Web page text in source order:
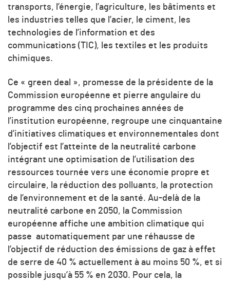
transports, l’énergie, l’agriculture, les bâtiments et
les industries telles que l’acier, le ciment, les
technologies de l’information et des
communications (TIC), les textiles et les produits
chimiques.
Ce « green deal », promesse de la présidente de la
Commission européenne et pierre angulaire du
programme des cinq prochaines années de
l’institution européenne, regroupe une cinquantaine
d’initiatives climatiques et environnementales dont
l’objectif est l’atteinte de la neutralité carbone
intégrant une optimisation de l’utilisation des
ressources tournée vers une économie propre et
circulaire, la réduction des polluants, la protection
de l’environnement et de la santé. Au-delà de la
neutralité carbone en 2050, la Commission
européenne affiche une ambition climatique qui
passe automatiquement par une réhausse de
l’objectif de réduction des émissions de gaz à effet
de serre de 40 % actuellement à au moins 50 %, et si
possible jusqu’à 55 % en 2030. Pour cela, la